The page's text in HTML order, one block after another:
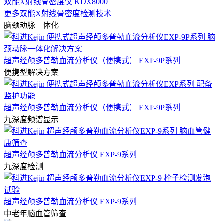
更多双能X射线骨密度检测技术
脑颈动脉一体化
超声经颅多普勒血流分析仪（便携式） EXP-9P系列
便携型解决方案
超声经颅多普勒血流分析仪（便携式） EXP-9P系列
九深度频谱显示
超声经颅多普勒血流分析仪 EXP-9系列
九深度检测
超声经颅多普勒血流分析仪 EXP-9系列
中老年脑血管筛查